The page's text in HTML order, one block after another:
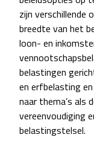
zijn verschillende
breedte van het
loon- en
belastingen
en erfbelasting
naar thema’s als
vereenvoudiging
belastingstelsel.